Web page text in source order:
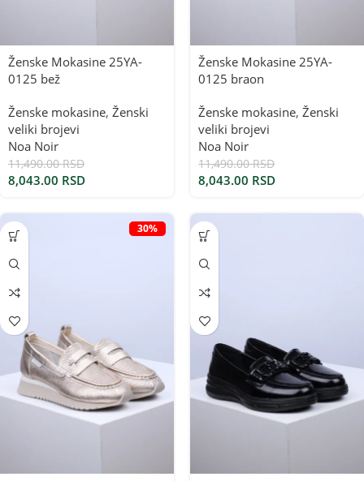
Ženske Mokasine 25YA-
0125 bež
Ženske mokasine, Ženski
veliki brojevi
Noa Noir
11,490.00RSD
8,043.00 RSD
Ženske Mokasine 25YA-
0125 braon
Ženske mokasine, Ženski
veliki brojevi
Noa Noir
11,490.00RSD
8,043.00 RSD
30%